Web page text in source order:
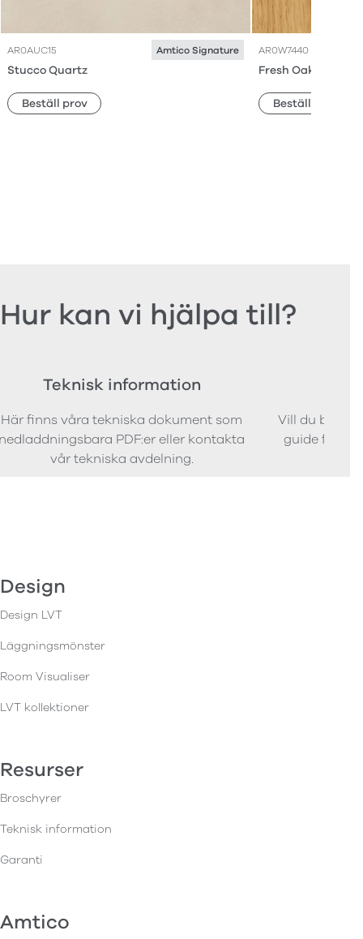
AR0AUC15 Amtico Signature
Stucco Quartz
Beställ prov
AR0W7440
Fresh Oak
Beställ prov
Hur kan vi hjälpa till?
Teknisk information
Här finns våra tekniska dokument som
PDF:er eller kontakta
vår tekniska avdelning.
Vill du
guide för
Design
Design LVT
Läggningsmönster
Room Visualiser
LVT kollektioner
Resurser
Broschyrer
Teknisk information
Garanti
Amtico